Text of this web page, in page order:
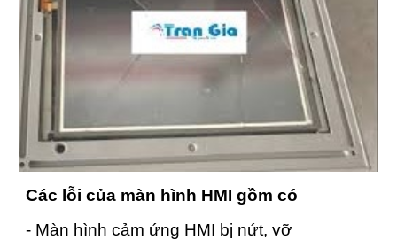
Các lỗi của màn hình HMI gồm có
- Màn hình cảm ứng HMI bị nứt, vỡ